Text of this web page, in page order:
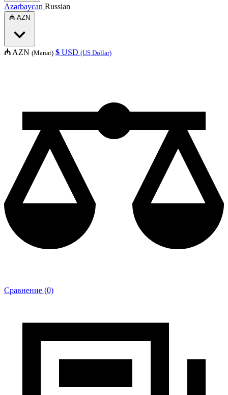
Azərbaycan Russian
₼ AZN
₼ AZN (Manat) $ USD (US Dollar)
Сравнение (0)